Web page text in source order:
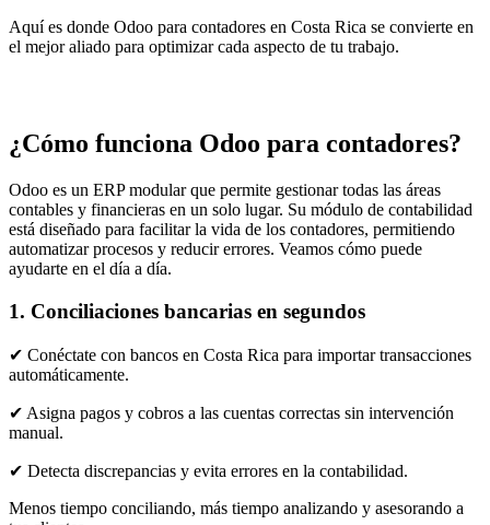
Aquí es donde Odoo para contadores en Costa Rica se convierte en
el mejor aliado para optimizar cada aspecto de tu trabajo.
¿Cómo funciona Odoo para contadores?
Odoo es un ERP modular que permite gestionar todas las áreas
contables y financieras en un solo lugar. Su módulo de contabilidad
está diseñado para facilitar la vida de los contadores, permitiendo
automatizar procesos y reducir errores. Veamos cómo puede
ayudarte en el día a día.
1. Conciliaciones bancarias en segundos
​✔ Conéctate con bancos en Costa Rica para importar transacciones
automáticamente.
​✔ Asigna pagos y cobros a las cuentas correctas sin intervención
manual.
​✔ Detecta discrepancias y evita errores en la contabilidad.
Menos tiempo conciliando, más tiempo analizando y asesorando a